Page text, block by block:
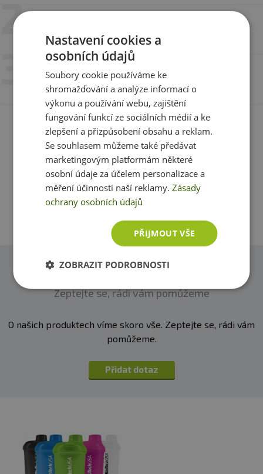
6. 1. 2021 v 13:12
Libor Janis
Máte s produktem zkušenost? Napište recenzi a
pomozte tak ostatním zákazníkům s rozhodováním.
Děkujeme :-)
Přidat vlastní hodnocení
Zeptejte se, rádi vám pomůžeme
O našich produktech víme skoro vše. Zeptejte se, rádi vám
pomůžeme.
Přidat dotaz
Nastavení cookies a
osobních údajů
Soubory cookie používáme ke
shromažďování a analýze informací o
výkonu a používání webu, zajištění
fungování funkcí ze sociálních médií a ke
zlepšení a přizpůsobení obsahu a reklam.
Se souhlasem můžeme také předávat
marketingovým platformám některé
osobní údaje za účelem personalizace a
měření účinnosti naší reklamy.Zásady
ochrany osobních údajů
PŘIJMOUT VŠE
ZOBRAZIT PODROBNOSTI